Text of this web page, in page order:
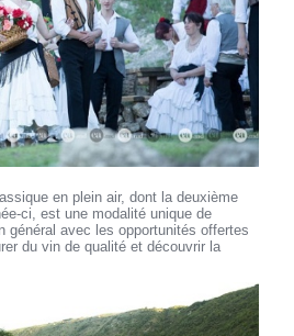
en plein air, dont la deuxième
ci, est une modalité unique de
général avec les opportunités offertes
du vin de qualité et découvrir la